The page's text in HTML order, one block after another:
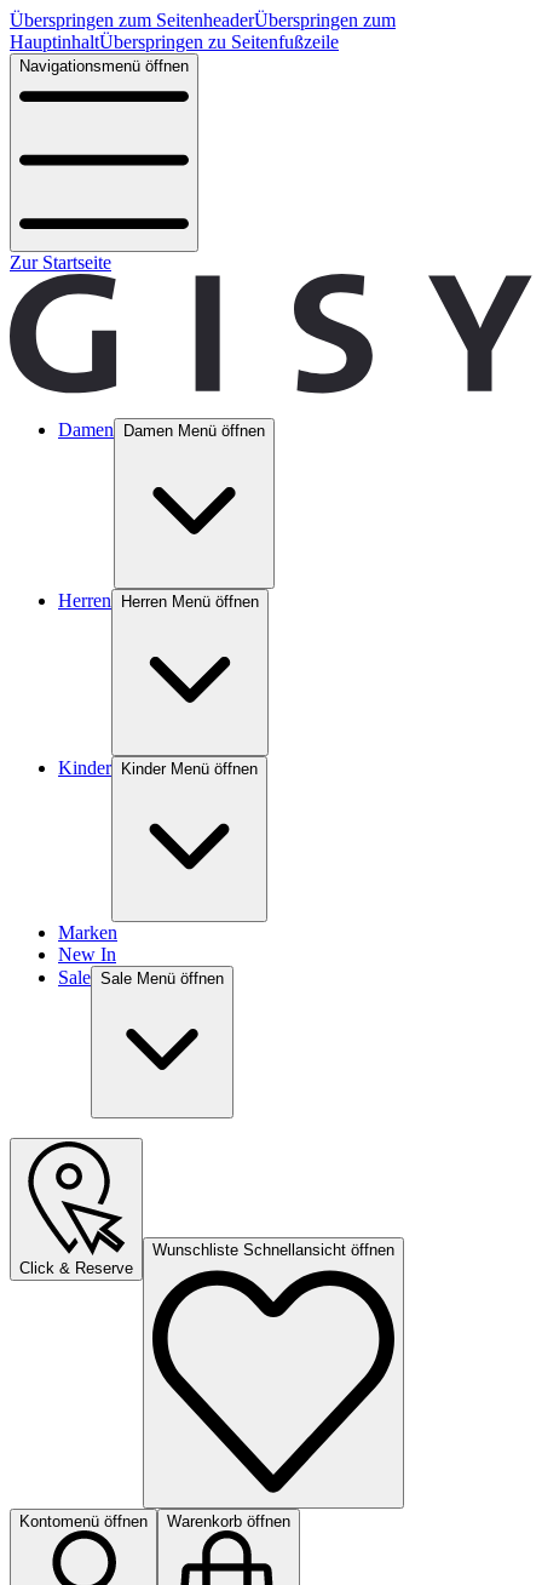
Überspringen zum SeitenheaderÜberspringen zum
HauptinhaltÜberspringen zu Seitenfußzeile
Navigationsmenü öffnen
Zur Startseite
Damen Damen Menü öffnen
Herren Herren Menü öffnen
Kinder Kinder Menü öffnen
Marken
New In
Sale Sale Menü öffnen
Click & Reserve
Wunschliste Schnellansicht öffnen
Kontomenü öffnen Warenkorb öffnen